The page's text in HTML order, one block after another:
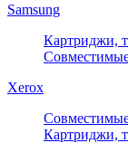
Samsung
Картриджи,
Xerox
Картриджи,